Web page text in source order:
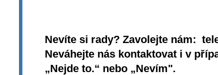
Nevíte si rady? Zavolejte nám:
Neváhejte nás kontaktovat i v
„Nejde to.“ nebo „Nevím".